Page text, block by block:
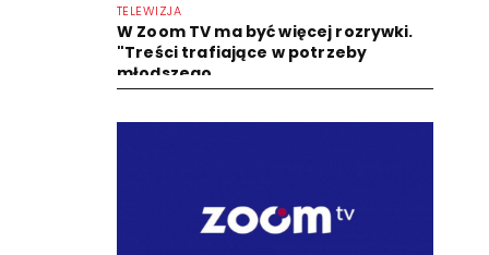
TELEWIZJA
W Zoom TV ma być więcej rozrywki.
"Treści trafiające w potrzeby
młodszego...